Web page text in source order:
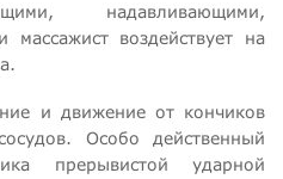
надавливающими,
массажист воздействует на
и движение от кончиков
Особо действенный
прерывистой ударной